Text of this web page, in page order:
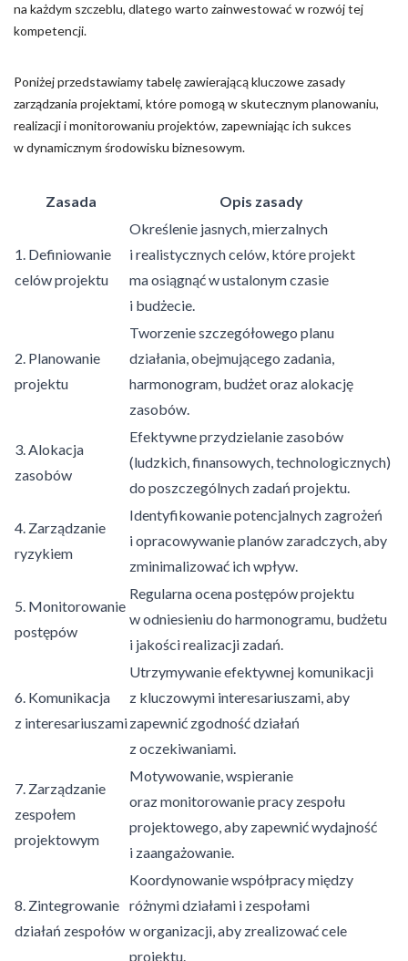
na każdym szczeblu, dlatego warto zainwestować w rozwój tej
kompetencji.
Poniżej przedstawiamy tabelę zawierającą kluczowe zasady
zarządzania projektami, które pomogą w skutecznym planowaniu,
realizacji i monitorowaniu projektów, zapewniając ich sukces
w dynamicznym środowisku biznesowym.
Zasada Opis zasady
1. Definiowanie
celów projektu
Określenie jasnych, mierzalnych
i realistycznych celów, które projekt
ma osiągnąć w ustalonym czasie
i budżecie.
2. Planowanie
projektu
Tworzenie szczegółowego planu
działania, obejmującego zadania,
harmonogram, budżet oraz alokację
zasobów.
3. Alokacja
zasobów
Efektywne przydzielanie zasobów
(ludzkich, finansowych, technologicznych)
do poszczególnych zadań projektu.
4. Zarządzanie
ryzykiem
Identyfikowanie potencjalnych zagrożeń
i opracowywanie planów zaradczych, aby
zminimalizować ich wpływ.
5. Monitorowanie
postępów
Regularna ocena postępów projektu
w odniesieniu do harmonogramu, budżetu
i jakości realizacji zadań.
6. Komunikacja
z interesariuszami
Utrzymywanie efektywnej komunikacji
z kluczowymi interesariuszami, aby
zapewnić zgodność działań
z oczekiwaniami.
7. Zarządzanie
zespołem
projektowym
Motywowanie, wspieranie
oraz monitorowanie pracy zespołu
projektowego, aby zapewnić wydajność
i zaangażowanie.
8. Zintegrowanie
działań zespołów
Koordynowanie współpracy między
różnymi działami i zespołami
w organizacji, aby zrealizować cele
projektu.